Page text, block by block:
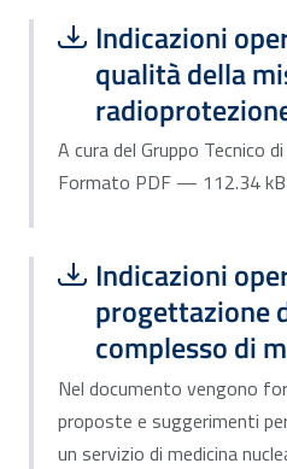
Scarica file:
Indicazioni
qualità della
Formato PDF —
A cura del Gruppo Tecnico
Formato PDF — 112.34 kB
Scarica file:
Indicazioni
progettazione
complesso di
Formato PDF —
Nel documento vengono
proposte e suggerimenti
un servizio di medicina